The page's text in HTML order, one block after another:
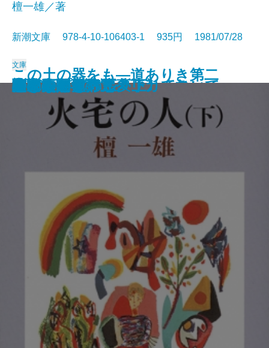
散歩のとき何か食べたくなって
沈黙
彦左衛門外記
エディプスの恋人
聖少女
ブンナよ、木からおりてこい
あんちゃん
この土の器をも―道ありき第二
部 結婚編―
お気に召すまま
火宅の人〔上〕
檀一雄／著
新潮文庫 978-4-10-106403-1 935円 1981/07/28
文庫
火宅の人〔下〕
だれかさんの悪夢
心に太陽を持て
悲しみの歌
扇野
若き数学者のアメリカ
ケインとアベル〔上〕
ケインとアベル〔下〕
海の史劇
橋のない川 五